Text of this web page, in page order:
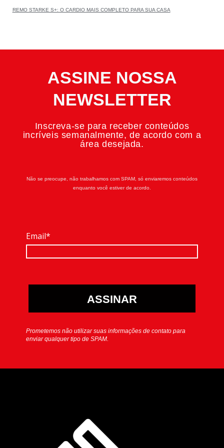
REMO STARKE S+: O CARDIO MAIS COMPLETO PARA SUA CASA
ASSINE NOSSA
NEWSLETTER
Inscreva-se para receber conteúdos
incríveis semanalmente, de acordo com a
área desejada.
Não se preocupe, não trabalhamos com SPAM, só enviaremos conteúdos
enquanto você estiver de acordo.
Email*
ASSINAR
Prometemos não utilizar suas informações de contato para
enviar qualquer tipo de SPAM.